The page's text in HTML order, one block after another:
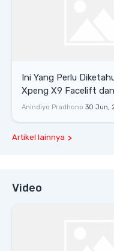
Ini Yang Perlu
Xpeng X9 Facelift
Anindiyo Pradhono 30 Jun,
Artikel lainnya
Video